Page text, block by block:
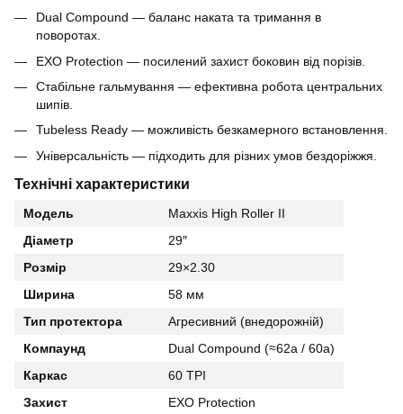
Dual Compound — баланс наката та тримання в
поворотах.
EXO Protection — посилений захист боковин від порізів.
Стабільне гальмування — ефективна робота центральних
шипів.
Tubeless Ready — можливість безкамерного встановлення.
Універсальність — підходить для різних умов бездоріжжя.
Технічні характеристики
Модель
Maxxis High Roller II
Діаметр
29″
Розмір
29×2.30
Ширина
58 мм
Тип протектора
Агресивний (внедорожній)
Компаунд
Dual Compound (≈62a / 60a)
Каркас
60 TPI
Захист
EXO Protection